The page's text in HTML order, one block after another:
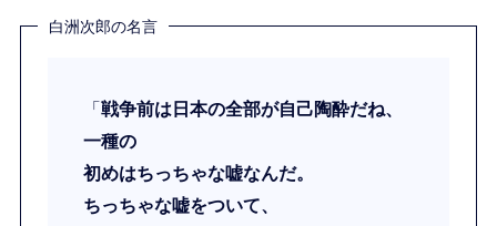
白洲次郎の名言
「戦争前は日本の全部が自己陶酔だね、
一種の
初めはちっちゃな嘘なんだ。
ちっちゃな嘘をついて、